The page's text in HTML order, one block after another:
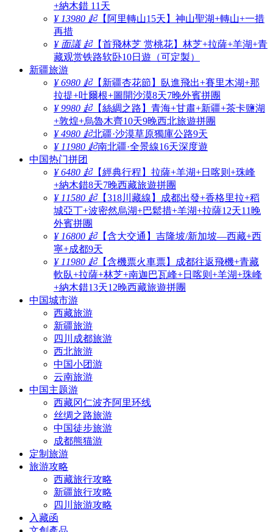
+納木錯 11天
¥ 13980 起【阿里轉山15天】神山聖湖+轉山+一措
再措
¥ 面議 起【首飛林芝 赏桃花】林芝+拉薩+羊湖+青
藏观赏铁路软卧10日遊（可定製）
新疆旅游
¥ 6980 起【新疆杏花節】臥進飛出+賽里木湖+那
拉提+吐爾根+圖開沙漠8天7晚外賓拼團
¥ 9980 起【絲綢之路】青海+甘肅+新疆+茶卡鹽湖
+敦煌+烏魯木齊10天9晚西北旅遊拼團
¥ 4980 起北疆·沙漠草原獨庫公路9天
¥ 11980 起南北疆·全景線16天深度遊
中国热门拼团
¥ 6480 起【經典行程】拉薩+羊湖+日喀则+珠峰
+納木錯8天7晚西藏旅遊拼團
¥ 11580 起【318川藏線】成都出發+香格里拉+稻
城亞丁+波密然烏湖+巴鬆措+羊湖+拉薩12天11晚
外賓拼團
¥ 16800 起【含大交通】吉隆坡/新加坡—西藏+西
寧+成都9天
¥ 11980 起【含機票火車票】成都往返飛機+青藏
軟臥+拉薩+林芝+南迦巴瓦峰+日喀则+羊湖+珠峰
+納木錯13天12晚西藏旅遊拼團
中国城市游
西藏旅游
新疆旅游
四川成都旅游
西北旅游
中国小团游
云南旅游
中国主题游
西藏冈仁波齐阿里环线
丝绸之路旅游
中国徒步旅游
成都熊猫游
定制旅游
旅游攻略
西藏旅行攻略
新疆旅行攻略
四川旅游攻略
入藏函